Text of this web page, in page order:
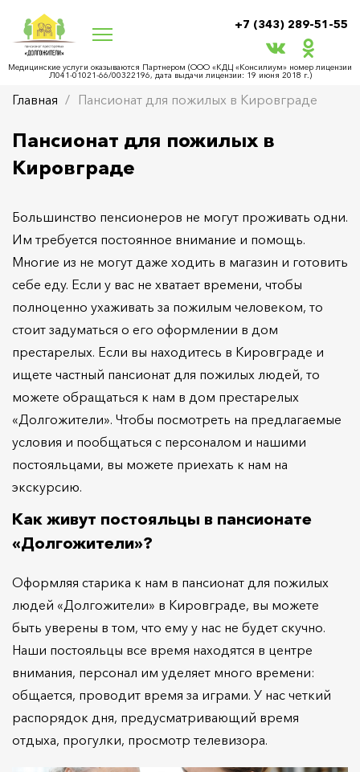
+7 (343) 289-51-55
Медицинские услуги оказываются Партнером (ООО «КДЦ «Консилиум» номер лицензии
Л041-01021-66/00322196, дата выдачи лицензии: 19 июня 2018 г.)
Главная Пансионат для пожилых в Кировграде
Пансионат для пожилых в
Кировграде
Большинство пенсионеров не могут проживать одни.
Им требуется постоянное внимание и помощь.
Многие из не могут даже ходить в магазин и готовить
себе еду. Если у вас не хватает времени, чтобы
полноценно ухаживать за пожилым человеком, то
стоит задуматься о его оформлении в дом
престарелых. Если вы находитесь в Кировграде и
ищете частный пансионат для пожилых людей, то
можете обращаться к нам в дом престарелых
«Долгожители». Чтобы посмотреть на предлагаемые
условия и пообщаться с персоналом и нашими
постояльцами, вы можете приехать к нам на
экскурсию.
Как живут постояльцы в пансионате
«Долгожители»?
Оформляя старика к нам в пансионат для пожилых
людей «Долгожители» в Кировграде, вы можете
быть уверены в том, что ему у нас не будет скучно.
Наши постояльцы все время находятся в центре
внимания, персонал им уделяет много времени:
общается, проводит время за играми. У нас четкий
распорядок дня, предусматривающий время
отдыха, прогулки, просмотр телевизора.